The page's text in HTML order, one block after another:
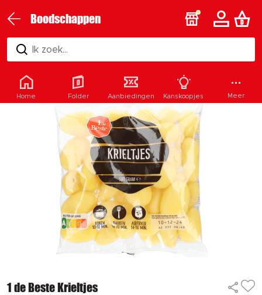
Boodschappen
Ik zoek...
1 de Beste Krieltjes
Home Folder Aanbiedingen Kanskoopjes Meer